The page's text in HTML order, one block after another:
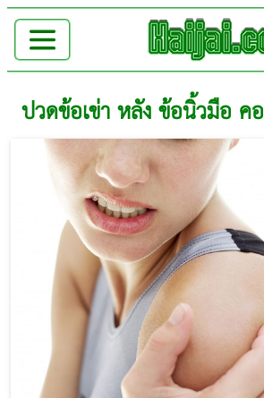
ปวดข้อเข่า หลัง ข้อนิ้วมือ คอ